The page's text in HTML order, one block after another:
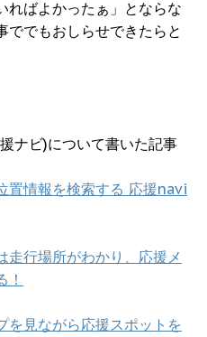
ればよかったぁ」とならな
ででもおしらせできたらと
ナビ)について書いた記事
置情報を検索する 応援navi
走行場所がわかり、応援メ
！
を見ながら応援スポットを